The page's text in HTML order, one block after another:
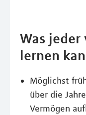
Was
lernen
Möglichst
über die
Vermögen